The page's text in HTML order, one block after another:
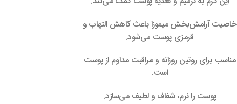
خاصیت آرامش‌بخش میموزا باعث کاهش التهاب و
قرمزی پوست می‌شود.
مناسب برای روتین روزانه و مراقبت مداوم از پوست
است.
پوست را نرم، شفاف و لطیف می‌سازد.